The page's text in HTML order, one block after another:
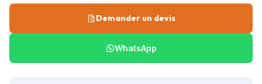
Demander un devis
WhatsApp